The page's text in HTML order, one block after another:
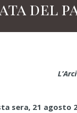
del
sera, 21 agosto